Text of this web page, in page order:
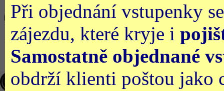
Při objednání vstupenky
zájezdu, které kryje i
Samostatně objednané
obdrží klienti poštou jako